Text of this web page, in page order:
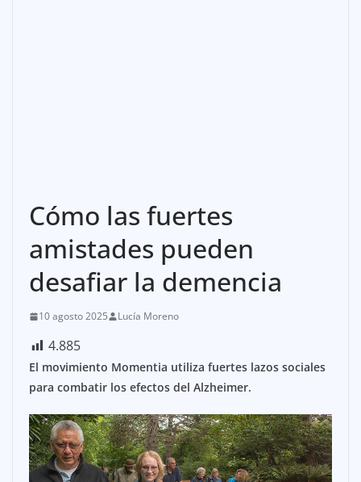
Cómo las fuertes
amistades pueden
desafiar la demencia
10 agosto 2025 Lucía Moreno
4.885
El movimiento Momentia utiliza fuertes lazos sociales
para combatir los efectos del Alzheimer.